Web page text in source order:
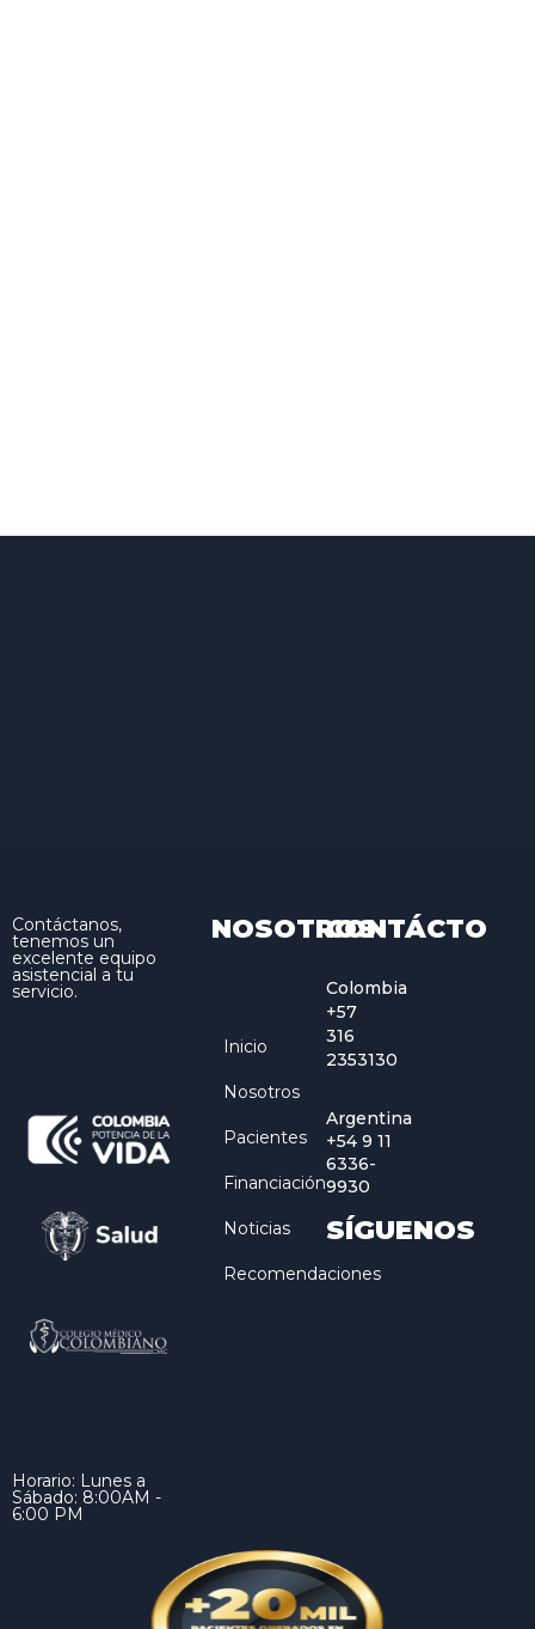
Contáctanos,
tenemos un
excelente equipo
asistencial a tu
servicio.
Horario: Lunes a
Sábado: 8:00AM -
6:00 PM
NOSOTROS
Inicio
Nosotros
Pacientes
Financiación
Noticias
Recomendaciones
CONTÁCTO
Colombia
+57
316
2353130
Argentina
+54 9 11
6336-
9930
SÍGUENOS